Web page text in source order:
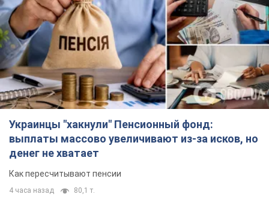
Украинцы "хакнули" Пенсионный фонд:
выплаты массово увеличивают из-за исков, но
денег не хватает
Как пересчитывают пенсии
4 часа назад 80,1 т.